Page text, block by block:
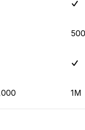
500
1M